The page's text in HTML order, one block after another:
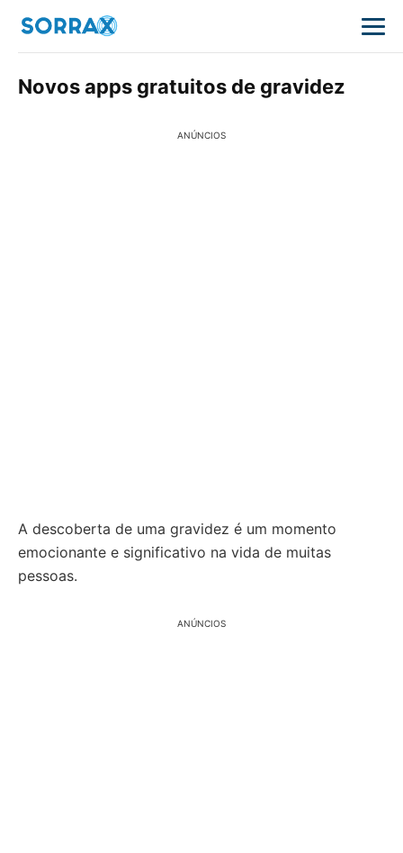
Novos apps gratuitos de gravidez
ANÚNCIOS
A descoberta de uma gravidez é um momento
emocionante e significativo na vida de muitas
pessoas.
ANÚNCIOS